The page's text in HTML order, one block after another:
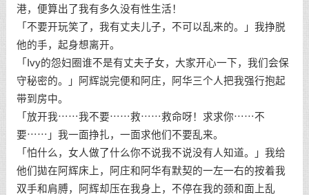
港，便算出了我有多久没有性生活！
「不要开玩笑了，我有丈夫儿子，不可以乱来的。」我挣脱
他的手，起身想离开。
「Ivy的怨妇圈谁不是有丈夫子女，大家开心一下，我们会保
守秘密的。」阿辉説完便和阿庄，阿华三个人把我强行抱起
带到房中。
「放开我⋯⋯我不要⋯⋯救⋯⋯救命呀！求求你⋯⋯不
要⋯⋯」我一面挣扎，一面求他们不要乱来。
「怕什么，女人做了什么你不说我不说没有人知道。」我给
他们拋在阿辉床上，阿庄和阿华有默契的一左一右的按着我
双手和肩膊，阿辉却压在我身上，不停在我的颈和面上乱